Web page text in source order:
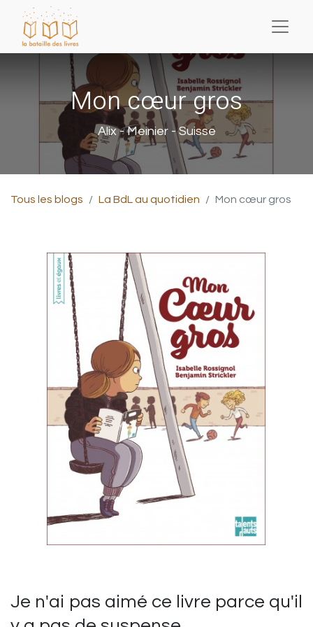
Mon cœur gros
Alix - Meinier - Suisse
Tous les blogs La BdL au quotidien Mon cœur gros
Je n'ai pas aimé ce livre parce qu'il